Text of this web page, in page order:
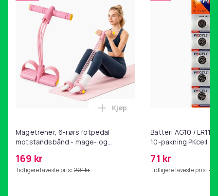
Magetrener, 6-rørs fotpedal
motstandsbånd - mage- og
hjemmegymnastikk Pink
169 kr
Tidligere laveste pris: 201 kr
Legg Magetrener, 6-rørs
Kjøp
Batteri AG10 /
10-pakning PKcell
71 kr
Tidligere laveste pris: 76